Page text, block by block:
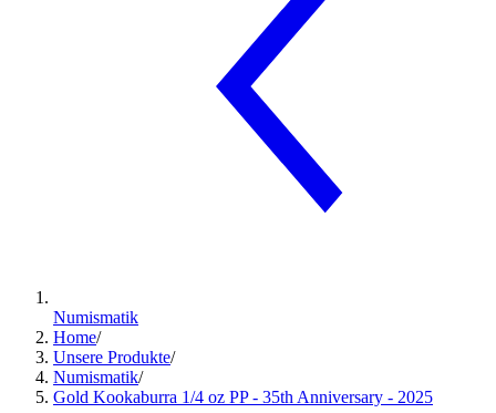
Numismatik
Home/
Unsere Produkte/
Numismatik/
Gold Kookaburra 1/4 oz PP - 35th Anniversary - 2025